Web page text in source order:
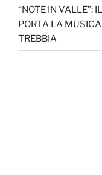
“NOTE IN VALLE”:
PORTA LA
TREBBIA